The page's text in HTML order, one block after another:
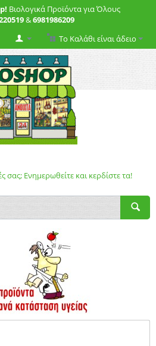
Βιολογικά Προϊόντα για Όλους
&6981986209
Το Καλάθι είναι άδειο
σας; Ενημερωθείτε και κερδίστε τα!